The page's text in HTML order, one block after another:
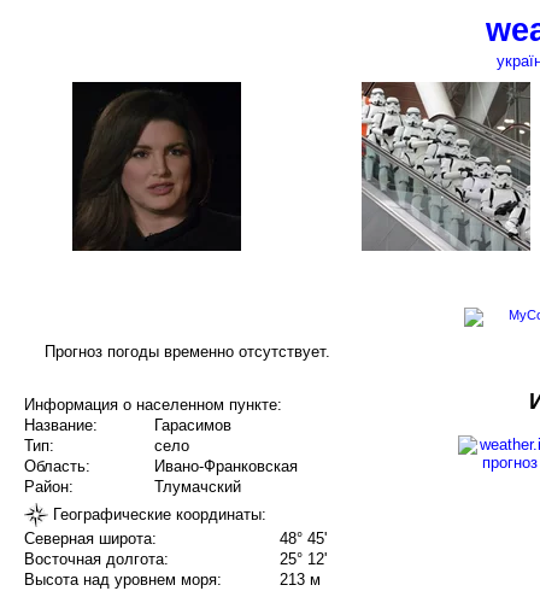
Прогноз погоды временно отсутствует.
Информация о населенном пункте:
Название:
Гарасимов
Тип:
село
Область:
Ивано-Франковская
Район:
Тлумачский
Географические координаты:
Северная широта:
48° 45'
Восточная долгота:
25° 12'
Высота над уровнем моря:
213 м